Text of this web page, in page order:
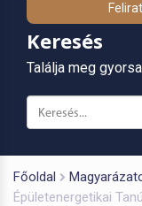
Keresés
Találja meg
Főoldal
Épületenergetikai